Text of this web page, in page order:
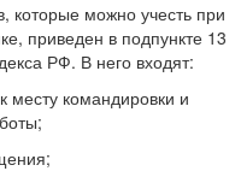
которые можно учесть при
приведен в подпункте 13
РФ. В него входят:
месту командировки и